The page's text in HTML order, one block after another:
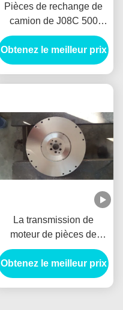
Pièces de rechange de
camion de J08C 500
Hino, volant 13450-2830
Bolantes Del J08C
Volantes JO8C
Obtenez le meilleur prix
La transmission de
moteur de pièces de
moteur d'EF700 EF750
Hino partie Volante
Bolantes
Obtenez le meilleur prix